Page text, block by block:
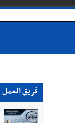
فريق العمل